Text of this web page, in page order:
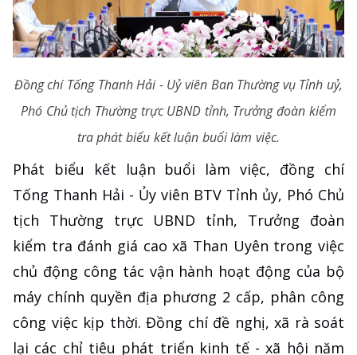
Đồng chí Tống Thanh Hải - Uỷ viên Ban Thường vụ Tỉnh uỷ,
Phó Chủ tịch Thường trực UBND tỉnh, Trưởng đoàn kiểm
tra phát biểu kết luận buổi làm việc.
Phát biểu kết luận buổi làm việc, đồng chí
Tống Thanh Hải - Ủy viên BTV Tỉnh ủy, Phó Chủ
tịch Thường trực UBND tỉnh, Trưởng đoàn
kiểm tra đánh giá cao xã Than Uyên trong việc
chủ động công tác vận hành hoạt động của bộ
máy chính quyền địa phương 2 cấp, phân công
công việc kịp thời. Đồng chí đề nghị, xã rà soát
lại các chỉ tiêu phát triển kinh tế - xã hội năm